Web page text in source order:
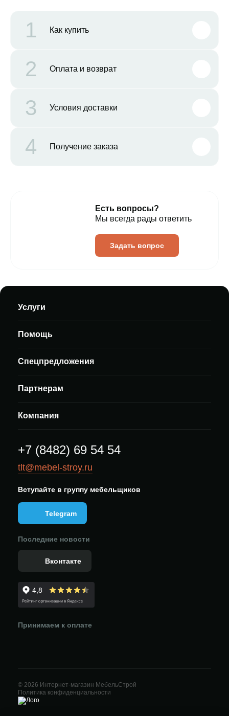
1 Как купить
2 Оплата и возврат
3 Условия доставки
4 Получение заказа
Есть вопросы?
Мы всегда рады ответить
Задать вопрос
Услуги
Помощь
Спецпредложения
Партнерам
Компания
+7 (8482) 69 54 54
tlt@mebel-stroy.ru
Вступайте в группу мебельщиков
Telegram
Последние новости
Вконтакте
Принимаем к оплате
© 2026 Интернет-магазин МебельСтрой
Политика конфиденциальности